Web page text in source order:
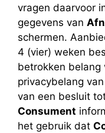
vragen daarvoor
gegevens van
schermen.
4 (vier) weken
betrokken belang
privacybelang van
van een besluit
Consument
het gebruik dat